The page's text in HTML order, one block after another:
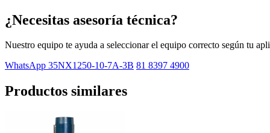
¿Necesitas asesoría técnica?
Nuestro equipo te ayuda a seleccionar el equipo correcto según tu
WhatsApp 35NX1250-10-7A-3B 81 8397 4900
Productos similares